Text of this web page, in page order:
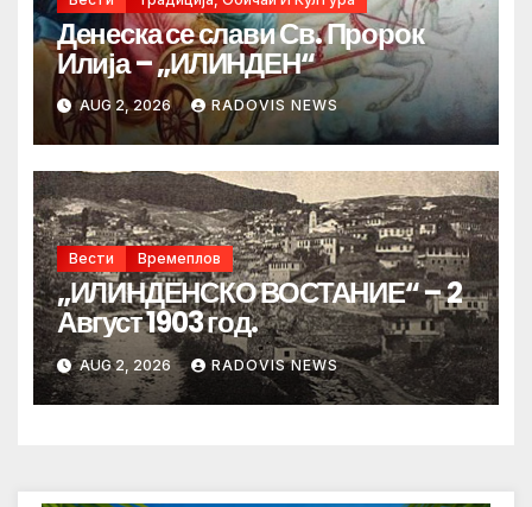
Денеска се слави Св. Пророк
Илија – „ИЛИНДЕН“
AUG 2, 2026 RADOVIS NEWS
Вести Времеплов
„ИЛИНДЕНСКО ВОСТАНИЕ“ – 2
Август 1903 год.
AUG 2, 2026 RADOVIS NEWS